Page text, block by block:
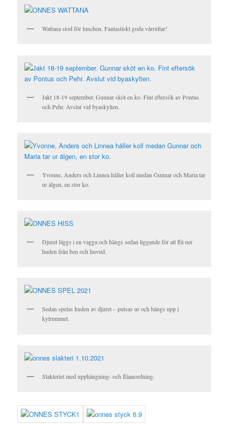
Wattana stod för lunchen. Fantastiskt goda vårrullar!
Jakt 18-19 september. Gunnar sköt en ko. Fint eftersök av Pontus
och Pehr. Avslut vid byaskylten.
Yvonne, Anders och Linnea håller koll medan Gunnar och Maria tar
ur älgen, en stor ko.
Djuret läggs i en vagga och hängs sedan liggande för att flå ner
huden från ben och huvud.
Sedan spelas huden av djuret – putsas ur och hängs upp i
kylrummet.
Slakteriet med upphängning- och flåanordning.